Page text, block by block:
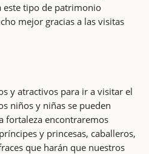
este tipo de patrimonio
mejor gracias a las visitas
y atractivos para ir a visitar el
niños y niñas se pueden
fortaleza encontraremos
y princesas, caballeros,
que harán que nuestros